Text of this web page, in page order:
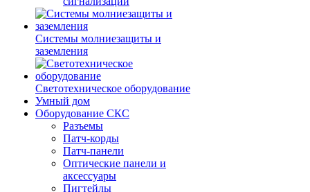
Системы молниезащиты и
заземления
Светотехническое оборудование
Умный дом
Оборудование СКС
Разъемы
Патч-корды
Патч-панели
Оптические панели и
аксессуары
Пигтейлы